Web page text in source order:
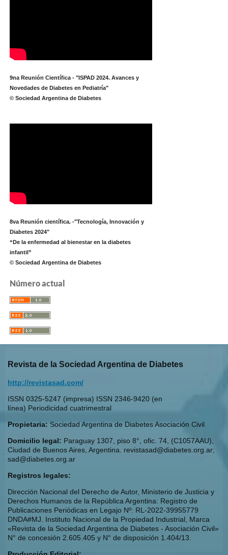
9na Reunión Científica - "ISPAD 2024. Avances y
Novedades de Diabetes en Pediatría"
© Sociedad Argentina de Diabetes
8va Reunión científica. -"Tecnología, Innovación y
Diabetes 2024"
“De la enfermedad al bienestar en la diabetes
infantil”
© Sociedad Argentina de Diabetes
Número actual
Revista de la Sociedad Argentina de Diabetes
http://revistasad.com/
ISSN 0325-5247 (impresa) ISSN 2346-9420 (en
línea) Periodicidad cuatrimestral
Propietaria: Sociedad Argentina de Diabetes Asociación Civil
Domicilio legal: Paraguay 1307, piso 8°, ofic. 74, (C1057AAU),
Ciudad de Buenos Aires, Argentina. revistasad@diabetes.org.ar;
sad@diabetes.org.ar
Registros legales:
Dirección Nacional del Derecho de Autor, Ministerio de Justicia y
Derechos Humanos de la República Argentina: Registro de
Publicaciones Periódicas en Legajo Nº: RL-2022-39955779
DNDA#MJ. Instituto Nacional de la Propiedad Industrial, Marca
«Revista de la Sociedad Argentina de Diabetes - Asociación Civil»
N° de concesión 2.605.405 y N° de disposición 1.404/13.